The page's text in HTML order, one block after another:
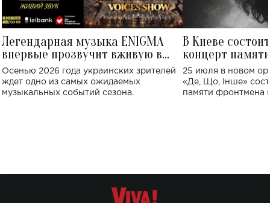
Легендарная музыка ENIGMA
впервые прозвучит вживую в
Украине: где состоится концерт
Осенью 2026 года украинских зрителей
ждет одно из самых ожидаемых
музыкальных событий сезона.
В Киеве
концерт
Клименко:
исполнят песни
25 июля в новом
«Де, Що, Інше»
памяти фронтмена